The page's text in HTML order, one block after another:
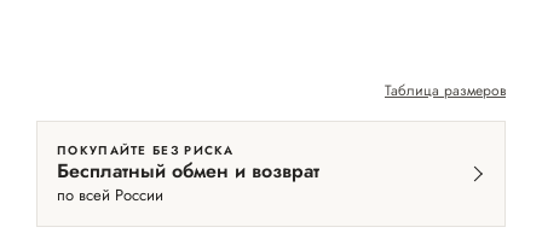
Таблица размеров
ПОКУПАЙТЕ БЕЗ РИСКА
Бесплатный обмен и возврат
по всей России